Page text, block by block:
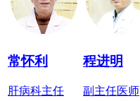
常怀利
肝病科主任
程进明
副主任医师